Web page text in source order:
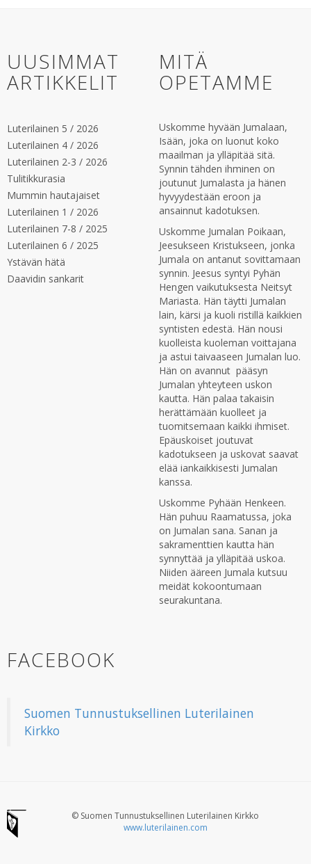
UUSIMMAT
ARTIKKELIT
Luterilainen 5 / 2026
Luterilainen 4 / 2026
Luterilainen 2-3 / 2026
Tulitikkurasia
Mummin hautajaiset
Luterilainen 1 / 2026
Luterilainen 7-8 / 2025
Luterilainen 6 / 2025
Ystävän hätä
Daavidin sankarit
MITÄ
OPETAMME
Uskomme hyvään Jumalaan,
Isään, joka on luonut koko
maailman ja ylläpitää sitä.
Synnin tähden ihminen on
joutunut Jumalasta ja hänen
hyvyydestään eroon ja
ansainnut kadotuksen.
Uskomme Jumalan Poikaan,
Jeesukseen Kristukseen, jonka
Jumala on antanut sovittamaan
synnin. Jeesus syntyi Pyhän
Hengen vaikutuksesta Neitsyt
Mariasta. Hän täytti Jumalan
lain, kärsi ja kuoli ristillä kaikkien
syntisten edestä. Hän nousi
kuolleista kuoleman voittajana
ja astui taivaaseen Jumalan luo.
Hän on avannut pääsyn
Jumalan yhteyteen uskon
kautta. Hän palaa takaisin
herättämään kuolleet ja
tuomitsemaan kaikki ihmiset.
Epäuskoiset joutuvat
kadotukseen ja uskovat saavat
elää iankaikkisesti Jumalan
kanssa.
Uskomme Pyhään Henkeen.
Hän puhuu Raamatussa, joka
on Jumalan sana. Sanan ja
sakramenttien kautta hän
synnyttää ja ylläpitää uskoa.
Niiden ääreen Jumala kutsuu
meidät kokoontumaan
seurakuntana.
FACEBOOK
Suomen Tunnustuksellinen Luterilainen
Kirkko
© Suomen Tunnustuksellinen Luterilainen Kirkko
www.luterilainen.com